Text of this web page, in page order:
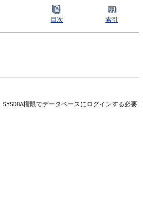
目次 索引
SYSDBA権限でデータベースにログインする必要